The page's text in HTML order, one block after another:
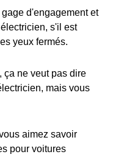
d'engagement et
s'il est
yeux fermés.
ça ne veut pas dire
mais vous
aimez savoir
pour voitures